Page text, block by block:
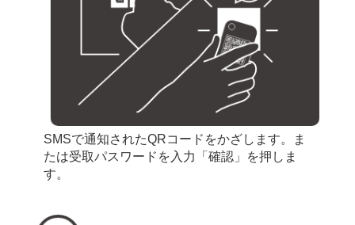
SMSで通知されたQRコードをかざします。ま
たは受取パスワードを入力「確認」を押しま
す。